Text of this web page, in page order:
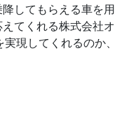
してもらえる車を用
てくれる株式会社オ
現してくれるのか、